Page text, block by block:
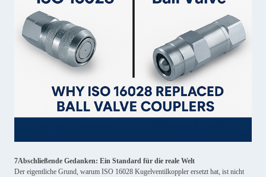
7Abschließende Gedanken: Ein Standard für die reale Welt
Der eigentliche Grund, warum ISO 16028 Kugelventilkoppler ersetzt hat, ist nicht